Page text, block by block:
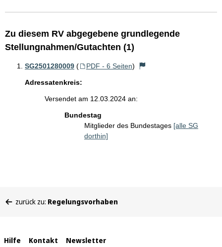
Zu diesem RV abgegebene grundlegende
Stellungnahmen/Gutachten (1)
SG2501280009 ( PDF - 6 Seiten)
Adressatenkreis:
Versendet am 12.03.2024 an:
Bundestag
Mitglieder des Bundestages [alle SG
dorthin]
befinden
zurück zu: Regelungsvorhaben
Interne
Hilfe Kontakt Newsletter